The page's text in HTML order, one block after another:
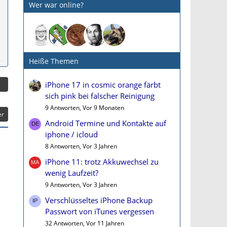
Wer war online?
Heiße Themen
iPhone 17 in cosmic orange färbt
sich pink bei falscher Reinigung
9 Antworten, Vor 9 Monaten
Android Termine und Kontakte auf
iphone / icloud
8 Antworten, Vor 3 Jahren
iPhone 11: trotz Akkuwechsel zu
wenig Laufzeit?
9 Antworten, Vor 3 Jahren
Verschlüsseltes iPhone Backup
Passwort von iTunes vergessen
32 Antworten, Vor 11 Jahren